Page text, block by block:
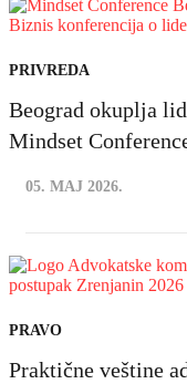
PRIVREDA
Beograd okuplja
Mindset
05. MAJ 2026.
PRAVO
Praktične veštine